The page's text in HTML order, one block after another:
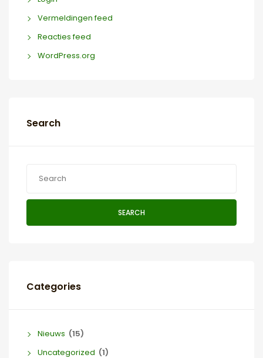
Vermeldingen feed
Reacties feed
WordPress.org
Search
SEARCH
Categories
Nieuws (15)
Uncategorized (1)